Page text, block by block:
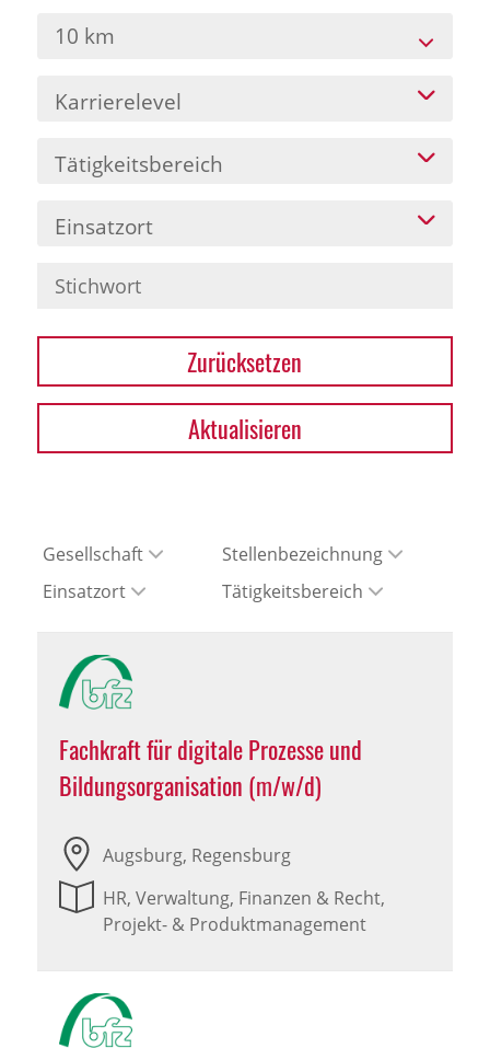
News Archiv
10 km
Karrierelevel
Tätigkeitsbereich
Einsatzort
Zurücksetzen
Aktualisieren
Gesellschaft
Stellenbezeichnung
Einsatzort
Tätigkeitsbereich
Fachkraft für digitale Prozesse und
Bildungsorganisation (m/w/d)
Augsburg, Regensburg
HR, Verwaltung, Finanzen & Recht,
Projekt- & Produktmanagement